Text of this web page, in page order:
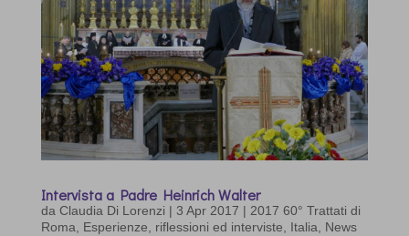
Intervista a Padre Heinrich Walter
da Claudia Di Lorenzi | 3 Apr 2017 | 2017 60° Trattati di
Roma
Esperienze, riflessioni ed interviste Italia News